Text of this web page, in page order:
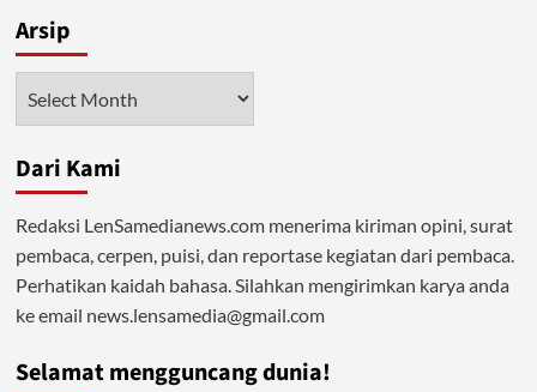
Arsip
Dari Kami
Redaksi LenSamedianews.com menerima kiriman opini, surat
pembaca, cerpen, puisi, dan reportase kegiatan dari pembaca.
Perhatikan kaidah bahasa. Silahkan mengirimkan karya anda
ke email news.lensamedia@gmail.com
Selamat mengguncang dunia!